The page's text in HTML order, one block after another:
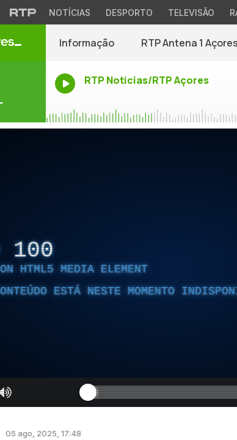
NOTÍCIAS DESPORTO TELEVISÃO
Informação RTP Antena 1 Açores
RTP Noticias/RTP Açores
100
HTML5 MEDIA ELEMENT
ESTÁ NESTE MOMENTO
05 ago, 2025, 17:48